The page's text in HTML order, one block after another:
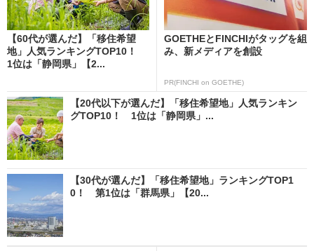
【60代が選んだ】「移住希望
地」人気ランキングTOP10！
1位は「静岡県」【2...
GOETHEとFINCHIがタッグを組
み、新メディアを創設
PR(FINCHI on GOETHE)
【20代以下が選んだ】「移住希望地」人気ランキン
グTOP10！ 1位は「静岡県」...
【30代が選んだ】「移住希望地」ランキングTOP1
0！ 第1位は「群馬県」【20...